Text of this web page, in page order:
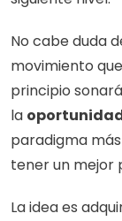
No cabe duda
movimiento
principio
la
paradigma
tener un mejor
La idea es